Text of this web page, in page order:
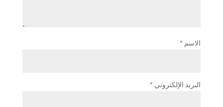
الاسم *
البريد الإلكتروني *